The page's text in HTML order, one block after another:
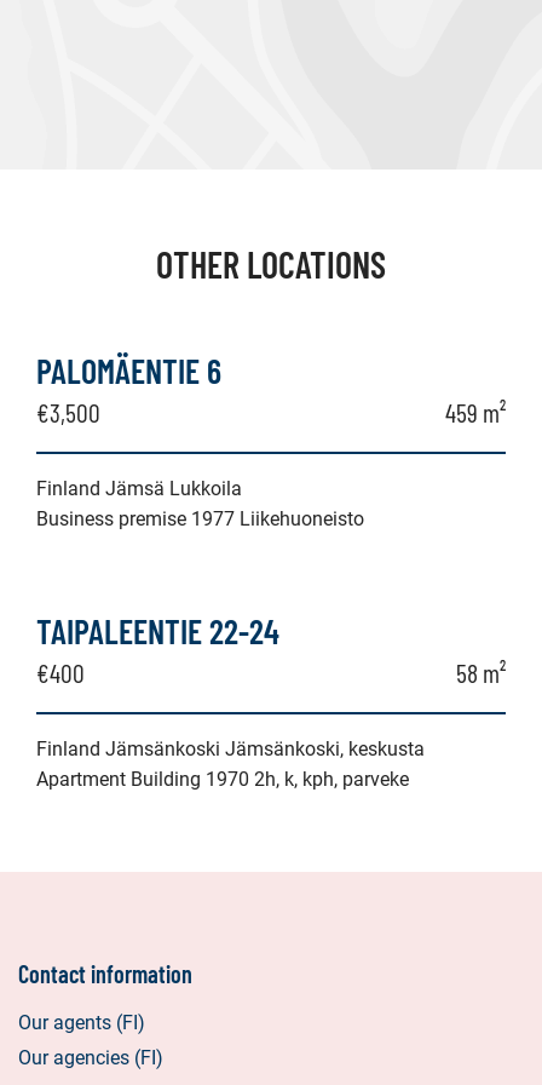
OTHER LOCATIONS
PALOMÄENTIE 6
€3,500 459 m²
Finland Jämsä Lukkoila
Business premise 1977 Liikehuoneisto
TAIPALEENTIE 22-24
€400 58 m²
Finland Jämsänkoski Jämsänkoski, keskusta
Apartment Building 1970 2h, k, kph, parveke
Contact information
Our agents (FI)
Our agencies (FI)